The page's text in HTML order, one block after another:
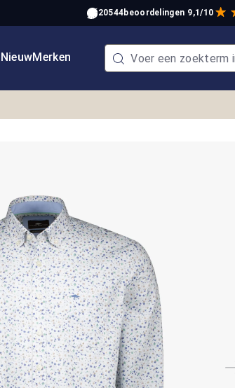
20544beoordelingen 9,1/10
NieuwMerken